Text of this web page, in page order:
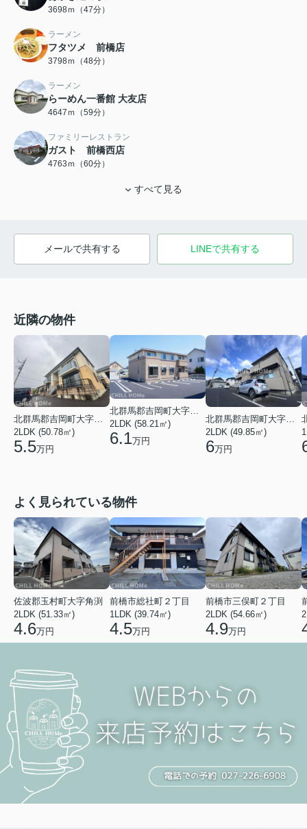
3698ｍ（47分）
ラーメン
フタツメ 前橋店
3798ｍ（48分）
ラーメン
らーめん一番館 大友店
4647ｍ（59分）
ファミリーレストラン
ガスト 前橋西店
4763ｍ（60分）
すべて見る
メールで共有する LINEで共有する
近隣の物件
北群馬郡吉岡町大字大久保
2LDK (50.78㎡)
5.5万円
2LDK (58.21㎡)
6.1万円
北群馬郡吉岡町大字大久保
2LDK (49.85㎡)
6万円
よく見られている物件
佐波郡玉村町大字角渕
2LDK (51.33㎡)
4.6万円
前橋市総社町２丁目
1LDK (39.74㎡)
4.5万円
前橋市三俣町２丁目
2LDK (54.66㎡)
4.9万円